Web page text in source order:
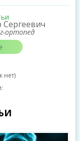
ортопед
нет)